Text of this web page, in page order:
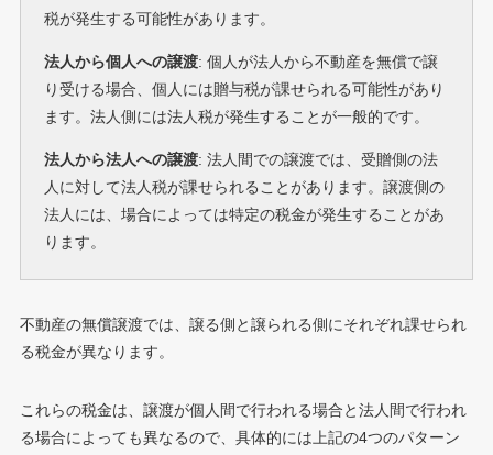
税が発生する可能性があります。
法人から個人への譲渡: 個人が法人から不動産を無償で譲
り受ける場合、個人には贈与税が課せられる可能性があり
ます。法人側には法人税が発生することが一般的です。
法人から法人への譲渡: 法人間での譲渡では、受贈側の法
人に対して法人税が課せられることがあります。譲渡側の
法人には、場合によっては特定の税金が発生することがあ
ります。
不動産の無償譲渡では、譲る側と譲られる側にそれぞれ課せられ
る税金が異なります。
これらの税金は、譲渡が個人間で行われる場合と法人間で行われ
る場合によっても異なるので、具体的には上記の4つのパターン